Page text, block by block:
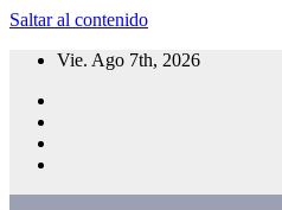
Saltar al contenido
Vie. Ago 7th, 2026